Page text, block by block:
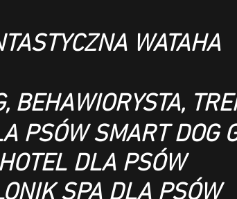
WATAHA
BEHAWIORYSTA,
PSÓW SMART DOG
HOTEL DLA PSÓW